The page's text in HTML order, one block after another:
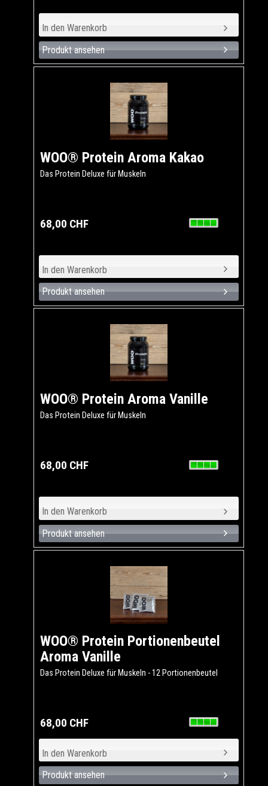
Produkt ansehen
WOO® Protein Aroma Kakao
Das Protein Deluxe für Muskeln
68,00 CHF
Produkt ansehen
WOO® Protein Aroma Vanille
Das Protein Deluxe für Muskeln
68,00 CHF
Produkt ansehen
WOO® Protein Portionenbeutel
Aroma Vanille
Das Protein Deluxe für Muskeln - 12 Portionenbeutel
68,00 CHF
Produkt ansehen